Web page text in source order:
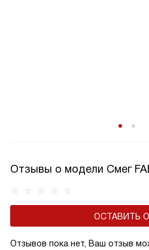
Отзывы о модели Смег
ОСТАВИТЬ
Отзывов пока нет, Ваш отзыв